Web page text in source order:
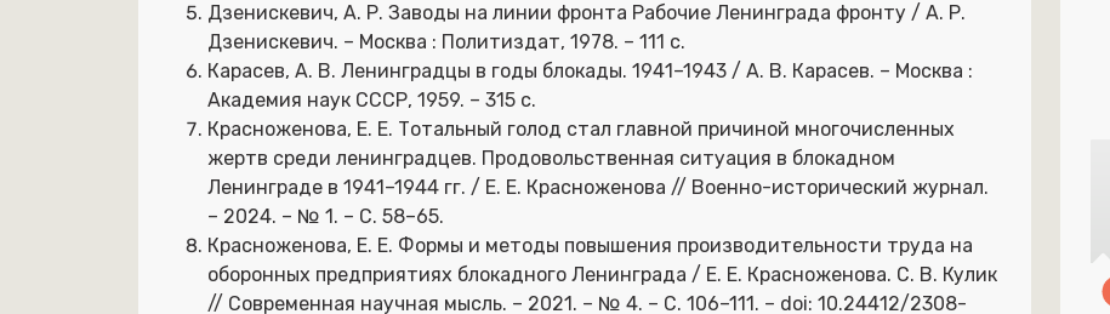
Дзенискевич, А. Р. Заводы на линии фронта Рабочие Ленинграда фронту / А. Р.
Дзенискевич. – Москва : Политиздат, 1978. – 111 с.
Карасев, А. В. Ленинградцы в годы блокады. 1941–1943 / А. В. Карасев. – Москва :
Академия наук СССР, 1959. – 315 с.
Красноженова, Е. Е. Тотальный голод стал главной причиной многочисленных
жертв среди ленинградцев. Продовольственная ситуация в блокадном
Ленинграде в 1941–1944 гг. / Е. Е. Красноженова // Военно-исторический журнал.
– 2024. – № 1. – С. 58–65.
Красноженова, Е. Е. Формы и методы повышения производительности труда на
оборонных предприятиях блокадного Ленинграда / Е. Е. Красноженова. С. В. Кулик
// Современная научная мысль. – 2021. – № 4. – С. 106–111. – doi: 10.24412/2308-